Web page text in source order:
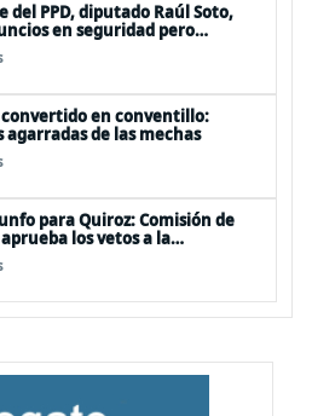
del PPD, diputado Raúl Soto,
en seguridad pero
clave: alzamiento del
convertido en conventillo:
agarradas de las mechas
para Quiroz: Comisión de
los vetos a la